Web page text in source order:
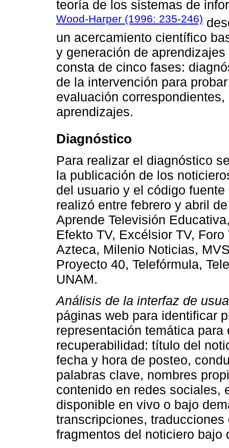
teoría de los sistemas de
Wood-Harper (1996: 235-246)
un acercamiento científico
y generación de
consta de cinco fases:
de la intervención para
evaluación
aprendizajes.
Diagnóstico
Para realizar el diagnóstico
la publicación de los
del usuario y el código
realizó entre febrero y abril
Aprende Televisión
Efekto TV, Excélsior TV,
Azteca, Milenio Noticias,
Proyecto 40, Telefórmula,
UNAM.
Análisis de la interfaz de
páginas web para identificar
representación temática
recuperabilidad: título del
fecha y hora de posteo,
palabras clave, nombres
contenido en redes sociales,
disponible en vivo o bajo
transcripciones,
fragmentos del noticiero bajo